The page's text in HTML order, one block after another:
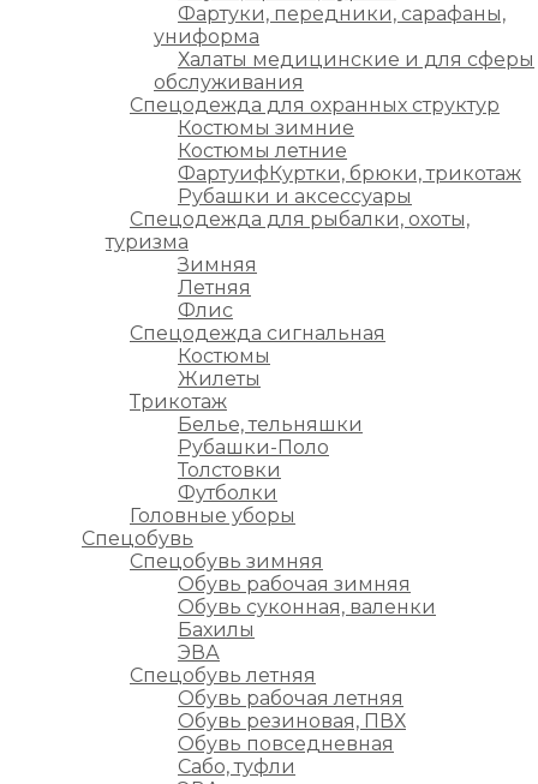
Фартуки, передники, сарафаны,
униформа
Халаты медицинские и для сферы
обслуживания
Спецодежда для охранных структур
Костюмы зимние
Костюмы летние
ФартуифКуртки, брюки, трикотаж
Рубашки и аксессуары
Спецодежда для рыбалки, охоты,
туризма
Зимняя
Летняя
Флис
Спецодежда сигнальная
Костюмы
Жилеты
Трикотаж
Белье, тельняшки
Рубашки-Поло
Толстовки
Футболки
Головные уборы
Спецобувь
Спецобувь зимняя
Обувь рабочая зимняя
Обувь суконная, валенки
Бахилы
ЭВА
Спецобувь летняя
Обувь рабочая летняя
Обувь резиновая, ПВХ
Обувь повседневная
Сабо, туфли